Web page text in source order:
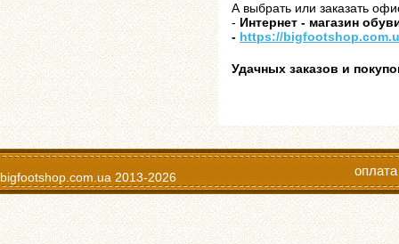
А выбрать или заказать
- Интернет - магазин
- https://
Удачных заказов и
bigfootshop.com.ua 2013-2026 оплата